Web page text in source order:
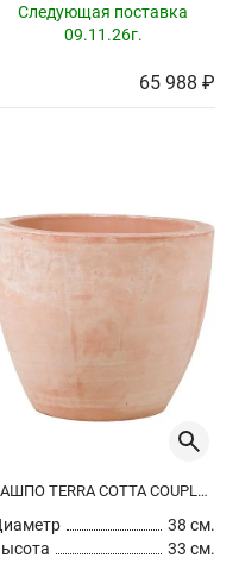
Следующая поставка
09.11.26г.
65 988 ₽
КАШПО TERRA COTTA COUPLE EXTRA
38 см.
33 см.